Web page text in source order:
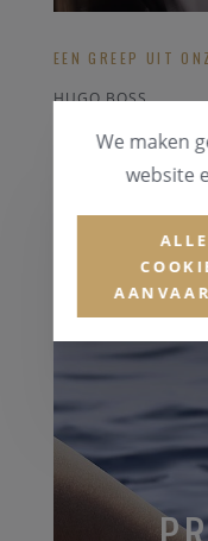
EEN GREEP UIT
HUGO BOSS
ALLE OUTLET
We maken
website
ALLE